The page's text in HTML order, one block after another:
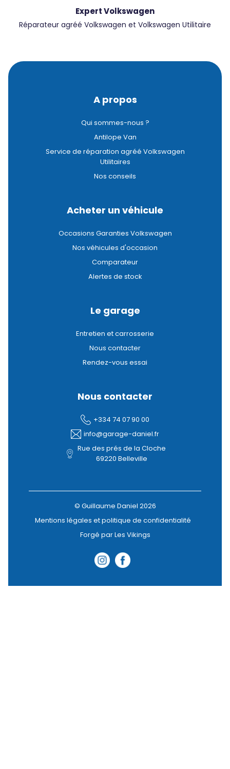
Expert Volkswagen
Réparateur agréé Volkswagen et Volkswagen Utilitaire
A propos
Qui sommes-nous ?
Antilope Van
Service de réparation agréé Volkswagen
Utilitaires
Nos conseils
Acheter un véhicule
Occasions Garanties Volkswagen
Nos véhicules d'occasion
Comparateur
Alertes de stock
Le garage
Entretien et carrosserie
Nous contacter
Rendez-vous essai
Nous contacter
+334 74 07 90 00
info@garage-daniel.fr
Rue des prés de la Cloche
69220 Belleville
© Guillaume Daniel 2026
Mentions légales et politique de confidentialité
Forgé par Les Vikings